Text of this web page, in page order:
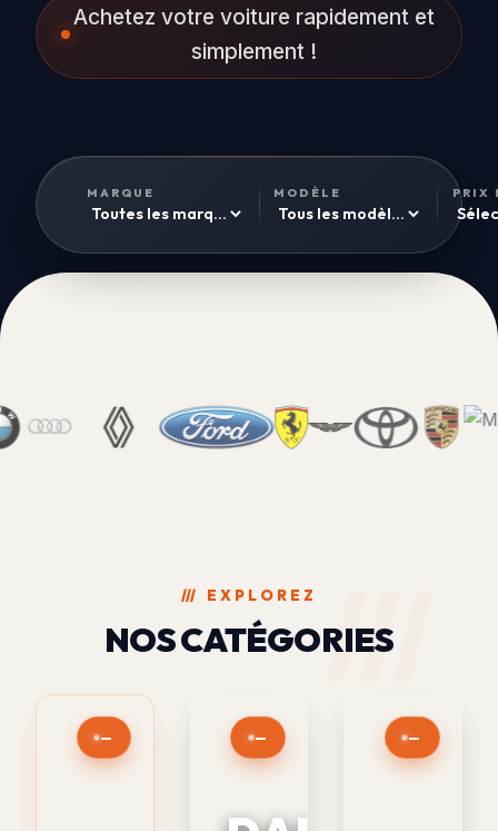
Achetez votre voiture rapidement et
simplement !
MARQUE MODÈLE PRIX
/// EXPLOREZ
NOS CATÉGORIES
— — —